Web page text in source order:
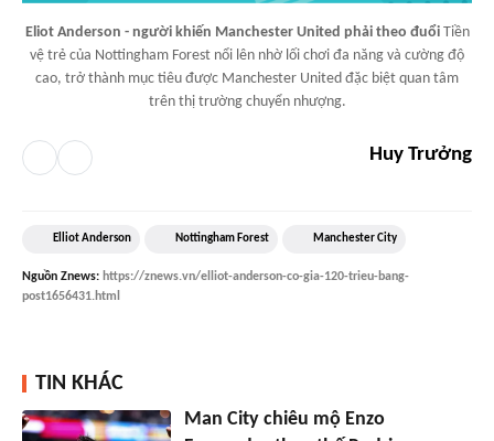
Eliot Anderson - người khiến Manchester United phải theo đuổiTiền
vệ trẻ của Nottingham Forest nổi lên nhờ lối chơi đa năng và cường độ
cao, trở thành mục tiêu được Manchester United đặc biệt quan tâm
trên thị trường chuyển nhượng.
Huy Trưởng
Elliot Anderson Nottingham Forest Manchester City
Nguồn Znews: https://znews.vn/elliot-anderson-co-gia-120-trieu-bang-
post1656431.html
TIN KHÁC
Man City chiêu mộ Enzo